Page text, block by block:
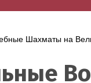
Шахматы на